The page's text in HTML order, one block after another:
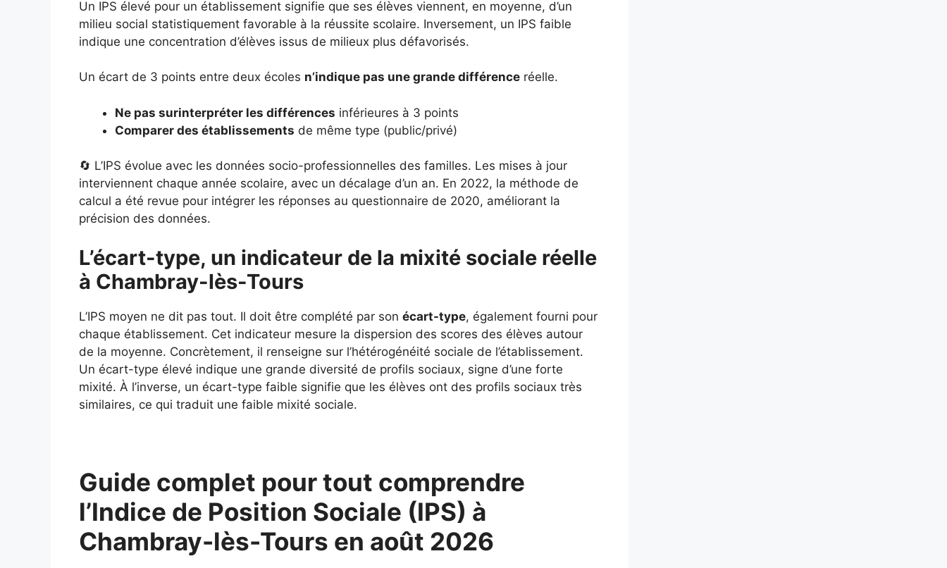
Un IPS élevé pour un établissement signifie que ses élèves viennent, en moyenne, d’un
milieu social statistiquement favorable à la réussite scolaire. Inversement, un IPS faible
indique une concentration d’élèves issus de milieux plus défavorisés.
Un écart de 3 points entre deux écoles n’indique pas une grande différence réelle.
Ne pas surinterpréter les différences inférieures à 3 points
Comparer des établissements de même type (public/privé)
🔄 L’IPS évolue avec les données socio-professionnelles des familles. Les mises à jour
interviennent chaque année scolaire, avec un décalage d’un an. En 2022, la méthode de
calcul a été revue pour intégrer les réponses au questionnaire de 2020, améliorant la
précision des données.
L’écart-type, un indicateur de la mixité sociale réelle
à Chambray-lès-Tours
L’IPS moyen ne dit pas tout. Il doit être complété par son écart-type, également fourni pour
chaque établissement. Cet indicateur mesure la dispersion des scores des élèves autour
de la moyenne. Concrètement, il renseigne sur l’hétérogénéité sociale de l’établissement.
Un écart-type élevé indique une grande diversité de profils sociaux, signe d’une forte
mixité. À l’inverse, un écart-type faible signifie que les élèves ont des profils sociaux très
similaires, ce qui traduit une faible mixité sociale.
Guide complet pour tout comprendre
l’Indice de Position Sociale (IPS) à
Chambray-lès-Tours en août 2026